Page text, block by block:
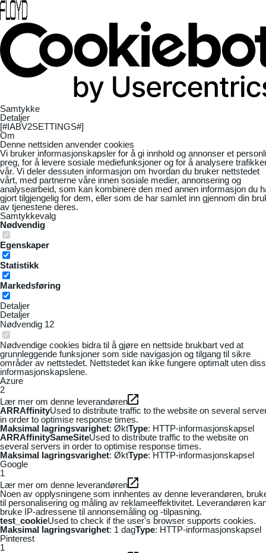
Samtykke
Detaljer
[#IABV2SETTINGS#]
Om
Denne nettsiden anvender cookies
Vi bruker informasjonskapsler for å gi innhold og annonser et
preg, for å levere sosiale mediefunksjoner og for å analysere
vår. Vi deler dessuten informasjon om hvordan du bruker nettstedet
vårt, med partnerne våre innen sosiale medier, annonsering og
analysearbeid, som kan kombinere den med annen informasjon du
gjort tilgjengelig for dem, eller som de har samlet inn gjennom din
av tjenestene deres.
Samtykkevalg
Nødvendig
Egenskaper
Statistikk
Markedsføring
Detaljer
Detaljer
Nødvendig 12
Nødvendige cookies bidra til å gjøre en nettside brukbart ved at
grunnleggende funksjoner som side navigasjon og tilgang til sikre
områder av nettstedet. Nettstedet kan ikke fungere optimalt uten
informasjonskapslene.
Azure
2
Lær mer om denne leverandøren
ARRAffinityUsed to distribute traffic to the website on several
in order to optimise response times.
Maksimal lagringsvarighet: ØktType: HTTP-informasjonskapsel
ARRAffinitySameSiteUsed to distribute traffic to the website on
several servers in order to optimise response times.
Maksimal lagringsvarighet: ØktType: HTTP-informasjonskapsel
Google
1
Lær mer om denne leverandøren
Noen av opplysningene som innhentes av denne leverandøren,
til personalisering og måling av reklameeffektivitet. Leverandøren
bruke IP-adressene til annonsemåling og -tilpasning.
test_cookieUsed to check if the user's browser supports cookies.
Maksimal lagringsvarighet: 1 dagType: HTTP-informasjonskapsel
Pinterest
1